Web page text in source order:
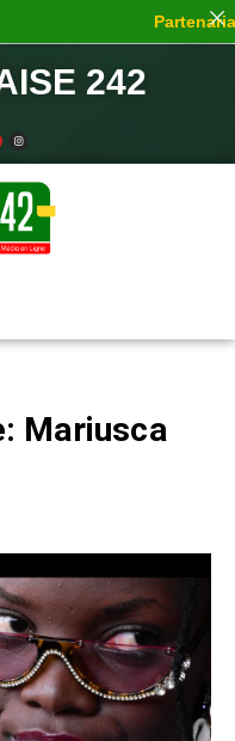
242
Mariusca